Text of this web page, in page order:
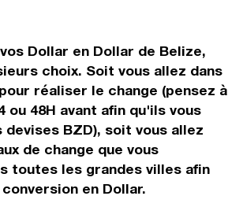
Dollar en Dollar de Belize,
choix. Soit vous allez dans
réaliser le change (pensez à
ou 48H avant afin qu'ils vous
BZD), soit vous allez
de change que vous
toutes les grandes villes afin
en Dollar.